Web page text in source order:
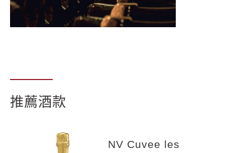
推薦酒款
NV Cuvee les
2005 Brut
NV Cuvee Extra